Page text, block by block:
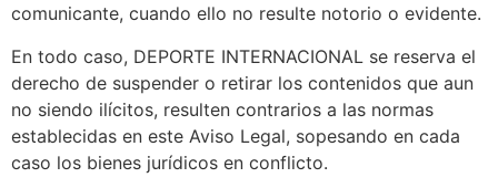
comunicante, cuando ello no resulte notorio o evidente.
En todo caso, DEPORTE INTERNACIONAL se reserva el
derecho de suspender o retirar los contenidos que aun
no siendo ilícitos, resulten contrarios a las normas
establecidas en este Aviso Legal, sopesando en cada
caso los bienes jurídicos en conflicto.